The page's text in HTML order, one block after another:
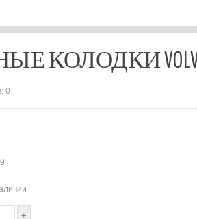
КОЛОДКИ VOLVO
0